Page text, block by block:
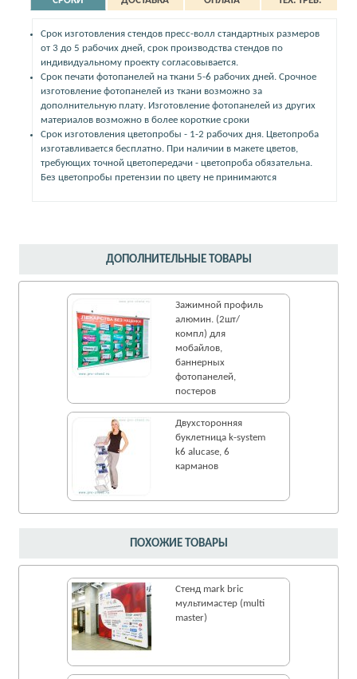
Срок изготовления стендов пресс-волл стандартных размеров
от 3 до 5 рабочих дней, срок производства стендов по
индивидуальному проекту согласовывается.
Срок печати фотопанелей на ткани 5-6 рабочих дней. Срочное
изготовление фотопанелей из ткани возможно за
дополнительную плату. Изготовление фотопанелей из других
материалов возможно в более короткие сроки
Срок изготовления цветопробы - 1-2 рабочих дня. Цветопроба
изготавливается бесплатно. При наличии в макете цветов,
требующих точной цветопередачи - цветопроба обязательна.
Без цветопробы претензии по цвету не принимаются
ПОХОЖИЕ ТОВАРЫ
Стенд mark bric
мультимастер (multi
master)
ДОПОЛНИТЕЛЬНЫЕ ТОВАРЫ
Зажимной профиль
алюмин. (2шт/
компл) для
мобайлов,
баннерных
фотопанелей,
постеров
Двухсторонняя
буклетница k-system
k6 alucase, 6
карманов